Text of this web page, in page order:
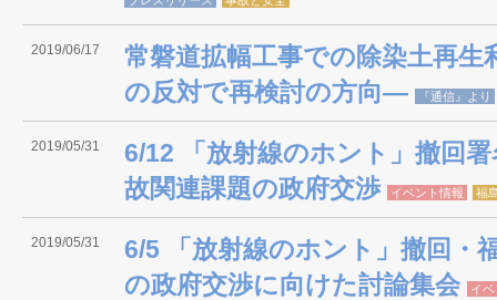
2019/06/17
常磐道拡幅工事での除染土再
の反対で再検討の方向―
『通信』より
2019/05/31
6/12 「放射線のホント」撤回
故関連課題の政府交渉
イベント情報 福
2019/05/31
6/5 「放射線のホント」撤回・
の政府交渉に向けた討論集会
イ